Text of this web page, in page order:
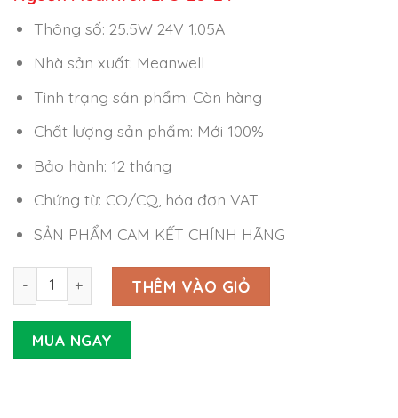
Thông số: 25.5W 24V 1.05A
Nhà sản xuất: Meanwell
Tình trạng sản phẩm: Còn hàng
Chất lượng sản phẩm: Mới 100%
Bảo hành: 12 tháng
Chứng từ: CO/CQ, hóa đơn VAT
SẢN PHẨM CAM KẾT CHÍNH HÃNG
Nguồn Meanwell EPS-25-24 (25.5W 24V 1.05A) số lượng
THÊM VÀO GIỎ
MUA NGAY